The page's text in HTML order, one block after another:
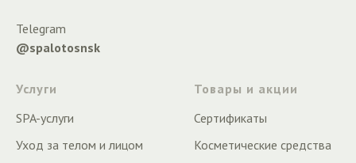
Telegram
@spalotosnsk
Услуги
SPA-услуги
Уход за телом и лицом
Товары и акции
Сертификаты
Косметические средства